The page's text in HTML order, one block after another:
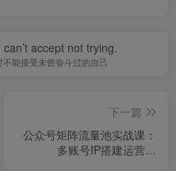
accept not trying.
能接受未曾奋斗过的自己
下一篇
公众号矩阵流量池实战课：
多账号IP搭建运营，